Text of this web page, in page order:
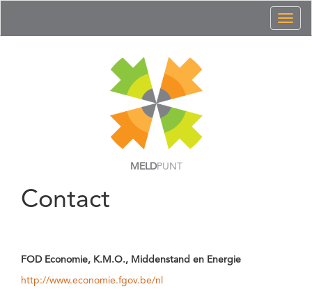
MELDPUNT
Contact
FOD Economie, K.M.O., Middenstand en Energie
http://www.economie.fgov.be/nl